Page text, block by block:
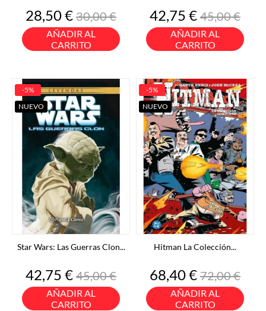
Precio
28,50 €Precio
base
30,00 €
AÑADIR AL
CARRITO
Precio
42,75 €Precio
base
45,00 €
AÑADIR AL
CARRITO
Star Wars: Las Guerras Clon...
Precio
42,75 €Precio
base
45,00 €
AÑADIR AL
CARRITO
-5%
NUEVO
Hitman La Colección...
Precio
68,40 €Precio
base
72,00 €
AÑADIR AL
CARRITO
-5%
NUEVO